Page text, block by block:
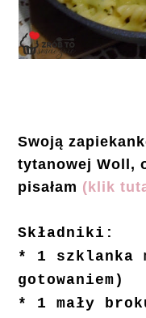
Swoją
tytanowej Woll,
pisałam (klik
Składniki:
* 1 szklanka
gotowaniem)
* 1 mały